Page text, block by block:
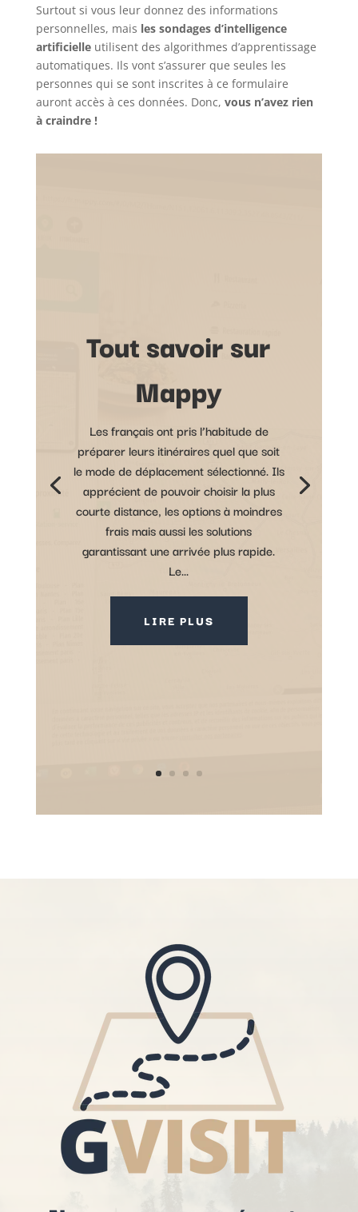
Surtout si vous leur donnez des informations
personnelles, mais les sondages d’intelligence
artificielle utilisent des algorithmes d’apprentissage
automatiques. Ils vont s’assurer que seules les
personnes qui se sont inscrites à ce formulaire
auront accès à ces données. Donc, vous n’avez rien
à craindre !
Tout savoir sur
Mappy
Les français ont pris l’habitude de
préparer leurs itinéraires quel que soit
le mode de déplacement sélectionné. Ils
apprécient de pouvoir choisir la plus
courte distance, les options à moindres
frais mais aussi les solutions
garantissant une arrivée plus rapide.
Le...
LIRE PLUS